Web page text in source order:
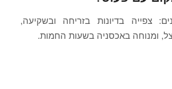
צפייה בדיונות בזריחה ובשקיעה,
ומנוחה באכסניה בשעות החמות.